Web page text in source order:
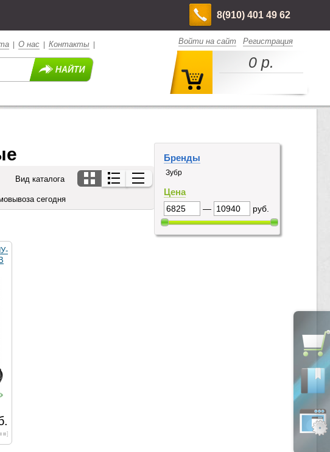
8(910) 401 49 62
О нас Контакты Войти на сайт Регистрация
0 р.
сегодня
Вид каталога
Бренды
Зубр
Цена
— руб.